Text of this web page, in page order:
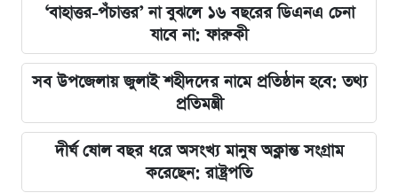
‘বাহাত্তর-পঁচাত্তর’ না বুঝলে ১৬ বছরের ডিএনএ চেনা
যাবে না: ফারুকী
সব উপজেলায় জুলাই শহীদদের নামে প্রতিষ্ঠান হবে: তথ্য
প্রতিমন্ত্রী
দীর্ঘ ষোল বছর ধরে অসংখ্য মানুষ অক্লান্ত সংগ্রাম
করেছেন: রাষ্ট্রপতি